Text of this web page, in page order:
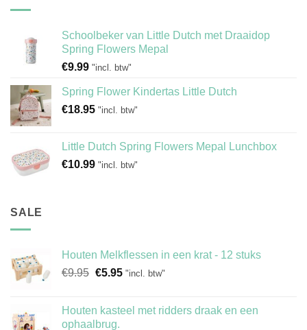
Schoolbeker van Little Dutch met Draaidop
Spring Flowers Mepal
€9.99 "incl. btw"
Spring Flower Kindertas Little Dutch
€18.95 "incl. btw"
Little Dutch Spring Flowers Mepal Lunchbox
€10.99 "incl. btw"
SALE
Houten Melkflessen in een krat - 12 stuks
€9.95 Oorspronkelijke
€9.95.
€5.95Huidige
€5.95.
"incl. btw"
Houten kasteel met ridders draak en een
ophaalbrug.